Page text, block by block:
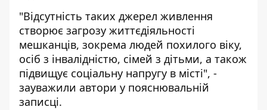
"Відсутність таких джерел живлення
створює загрозу життєдіяльності
мешканців, зокрема людей похилого віку,
осіб з інвалідністю, сімей з дітьми, а також
підвищує соціальну напругу в місті", -
зауважили автори у пояснювальній
записці.